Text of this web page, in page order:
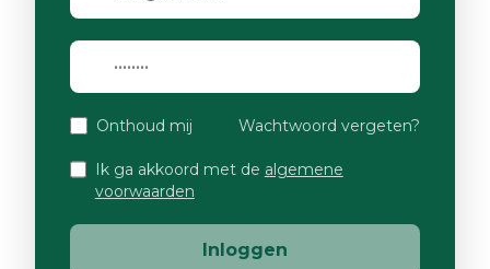
Onthoud mij Wachtwoord vergeten?
Ik ga akkoord met de algemene
voorwaarden
Inloggen